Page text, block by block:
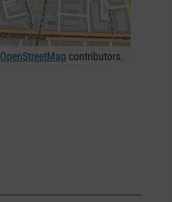
OpenStreetMap contributors.